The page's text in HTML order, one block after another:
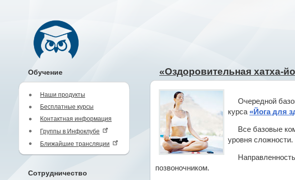
Обучение
Наши продукты
Бесплатные курсы
Контактная информация
Группы в Инфоклубе
Ближайшие трансляции
Сотрудничество
«Оздоровительная хатха-
Очередной
курса «Йога для
Все базовые
уровня
позвоночником.